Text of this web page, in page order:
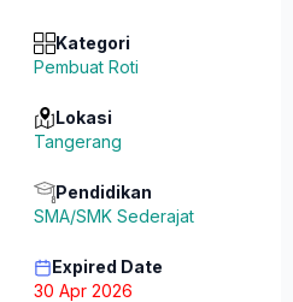
Kategori
Pembuat Roti
Lokasi
Tangerang
Pendidikan
SMA/SMK Sederajat
Expired Date
30 Apr 2026